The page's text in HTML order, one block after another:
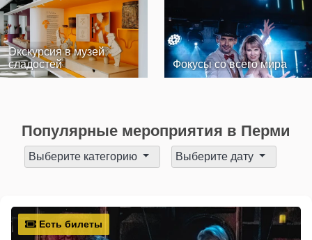
Экскурсия в музей
сладостей
Фокусы со всего мира
Популярные мероприятия в Перми
Выберите категорию Выберите дату
Есть билеты